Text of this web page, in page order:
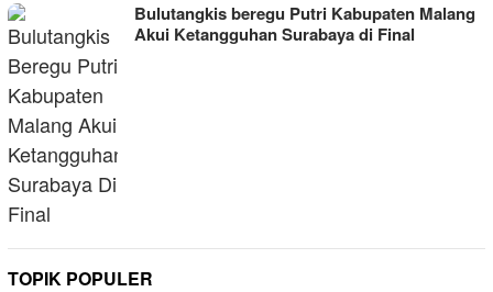
Bulutangkis beregu Putri Kabupaten Malang
Akui Ketangguhan Surabaya di Final
TOPIK POPULER